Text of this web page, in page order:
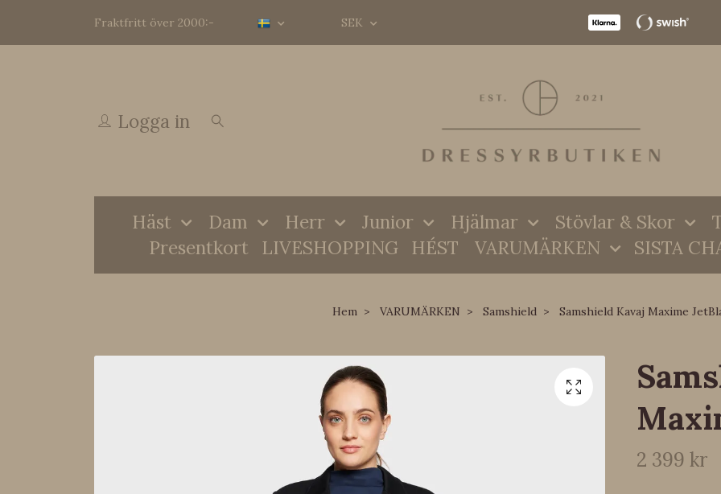
Fraktfritt över 2000:- SEK
Logga in
Häst Dam Herr Junior Hjälmar Stövlar & Skor
Presentkort
LIVESHOPPING HÉST VARUMÄRKEN SISTA
Hem VARUMÄRKEN Samshield Samshield Kavaj Maxime
2 399 kr